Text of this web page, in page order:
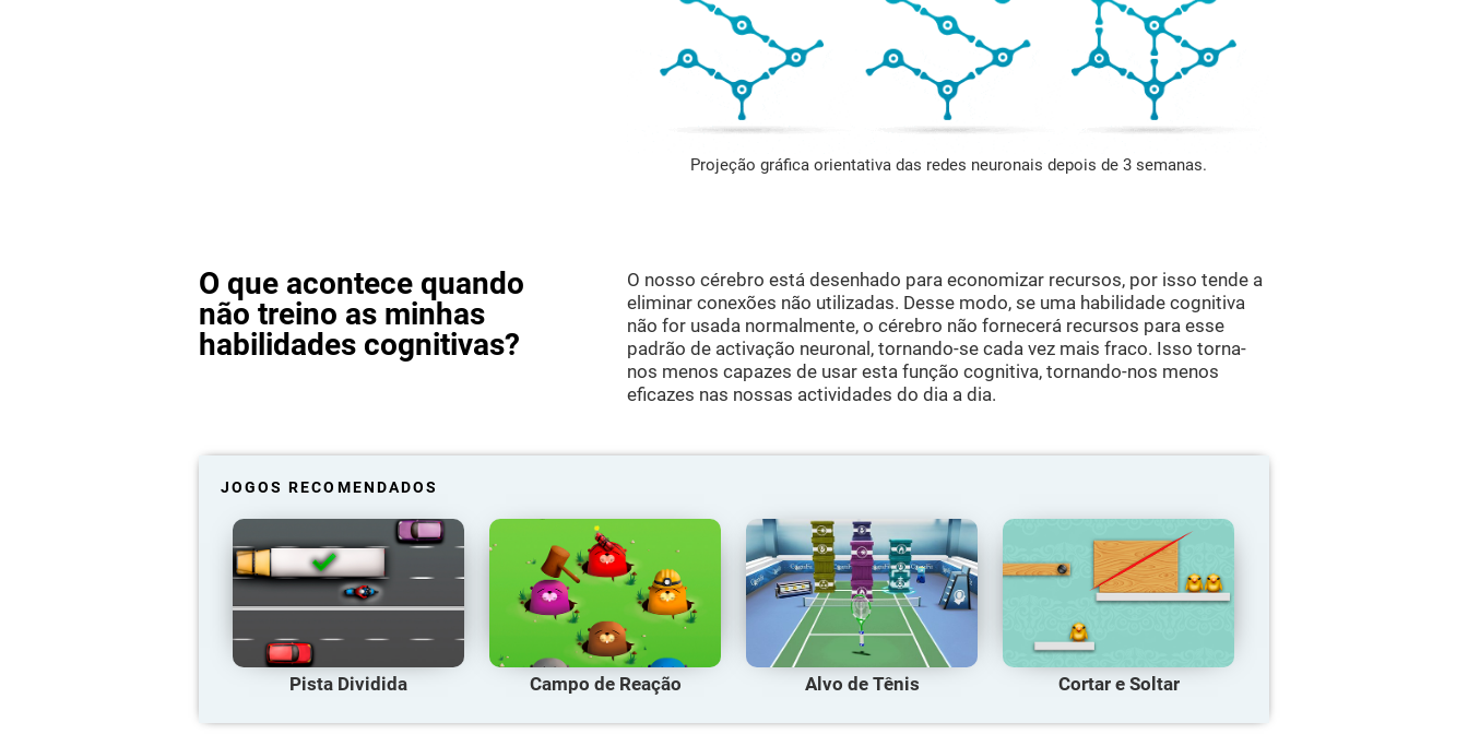
Projeção gráfica orientativa das redes neuronais depois de 3 semanas.
O que acontece quando
não treino as minhas
habilidades cognitivas?
O nosso cérebro está desenhado para economizar recursos, por isso tende a
eliminar conexões não utilizadas. Desse modo, se uma habilidade cognitiva
não for usada normalmente, o cérebro não fornecerá recursos para esse
padrão de activação neuronal, tornando-se cada vez mais fraco. Isso torna-
nos menos capazes de usar esta função cognitiva, tornando-nos menos
eficazes nas nossas actividades do dia a dia.
JOGOS RECOMENDADOS
Pista Dividida Campo de Reação Alvo de Tênis Cortar e Soltar